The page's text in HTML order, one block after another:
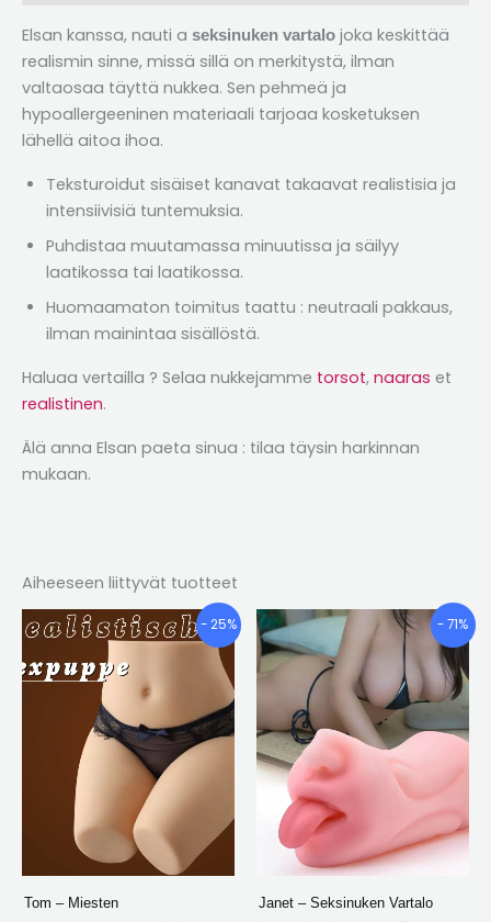
Elsan kanssa, nauti a seksinuken vartalo joka keskittää
realismin sinne, missä sillä on merkitystä, ilman
valtaosaa täyttä nukkea. Sen pehmeä ja
hypoallergeeninen materiaali tarjoaa kosketuksen
lähellä aitoa ihoa.
Teksturoidut sisäiset kanavat takaavat realistisia ja
intensiivisiä tuntemuksia.
Puhdistaa muutamassa minuutissa ja säilyy
laatikossa tai laatikossa.
Huomaamaton toimitus taattu : neutraali pakkaus,
ilman mainintaa sisällöstä.
Haluaa vertailla ? Selaa nukkejamme torsot, naaras et
realistinen.
Älä anna Elsan paeta sinua : tilaa täysin harkinnan
mukaan.
Aiheeseen liittyvät tuotteet
- 25%
Tom – Miesten
Alkuperäinen
hinta
oli:
€197.22.
Nykyinen
hinta
- 71%
Janet – Seksinuken Vartalo
Alkuperäinen
hinta
oli:
€118.90.
Nykyinen
hinta
on:
€34.75.